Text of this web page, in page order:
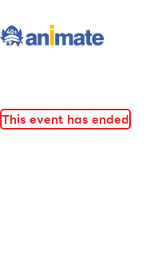
This event has ended